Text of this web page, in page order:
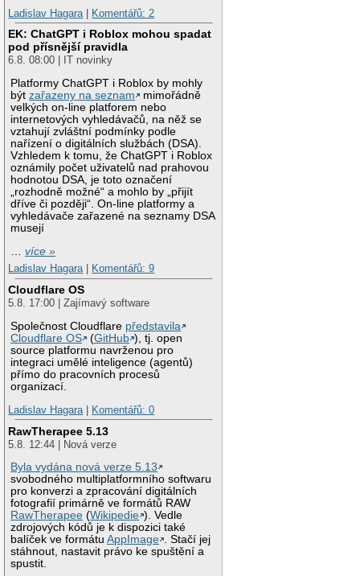
Ladislav Hagara
Komentářů: 2
EK: ChatGPT i Roblox mohou spadat
pod přísnější pravidla
6.8. 08:00 | IT novinky
Platformy ChatGPT i Roblox by mohly
býtzařazeny na seznam
mimořádně
velkých on-line platforem nebo
internetových vyhledávačů, na něž se
vztahují zvláštní podmínky podle
nařízení o digitálních službách (DSA).
Vzhledem k tomu, že ChatGPT i Roblox
oznámily počet uživatelů nad prahovou
hodnotou DSA, je toto označení
„rozhodně možné“ a mohlo by „přijít
dříve či později“. On-line platformy a
vyhledávače zařazené na seznamy DSA
musejí
…více »
Ladislav Hagara| Komentářů: 9
Cloudflare OS
5.8. 17:00 | Zajímavý software
Společnost Cloudflare představila
Cloudflare OS
(GitHub ), tj. open
source platformu navrženou pro
integraci umělé inteligence (agentů)
přímo do pracovních procesů
organizací.
Ladislav Hagara| Komentářů: 0
RawTherapee 5.13
5.8. 12:44 | Nová verze
Byla vydána nová verze 5.13
svobodného multiplatformního softwaru
pro konverzi a zpracování digitálních
fotografií primárně ve formátů RAW
RawTherapee (Wikipedie ). Vedle
zdrojových kódů je k dispozici také
balíček ve formátuAppImage . Stačí jej
stáhnout, nastavit právo ke spuštění a
spustit.